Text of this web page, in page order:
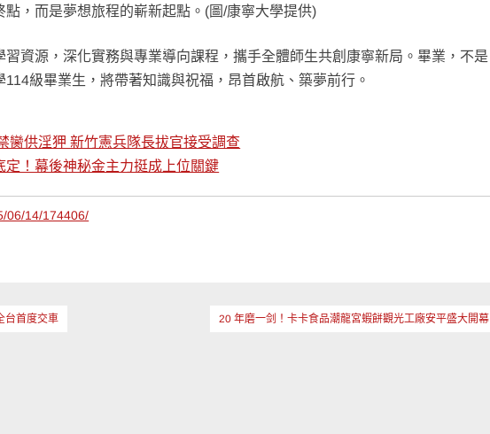
點，而是夢想旅程的嶄新起點。(圖/康寧大學提供)
資源，深化實務與專業導向課程，攜手全體師生共創康寧新局。畢業，不是
級畢業生，將帶著知識與祝福，昂首啟航、築夢前行。
臠供淫狎 新竹憲兵隊長拔官接受調查
定！幕後神秘金主力挺成上位關鍵
06/14/174406/
台首度交車 20 年磨一剑！卡卡食品潮龍宮蝦餅觀光工廠安平盛大開幕